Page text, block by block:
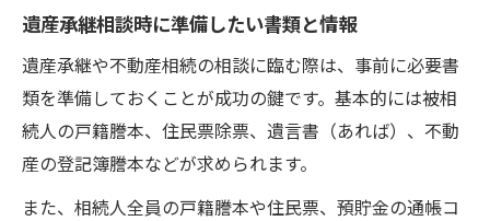
遺産承継相談時に準備したい書類と情報
遺産承継や不動産相続の相談に臨む際は、事前に必要書
類を準備しておくことが成功の鍵です。基本的には被相
続人の戸籍謄本、住民票除票、遺言書（あれば）、不動
産の登記簿謄本などが求められます。
また、相続人全員の戸籍謄本や住民票、預貯金の通帳コ